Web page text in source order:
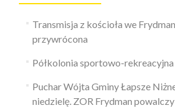
Transmisja z kościoła we
przywrócona
Półkolonia sportowo-rekreacyjna
Puchar Wójta Gminy Łapsze
niedzielę. ZOR Frydman